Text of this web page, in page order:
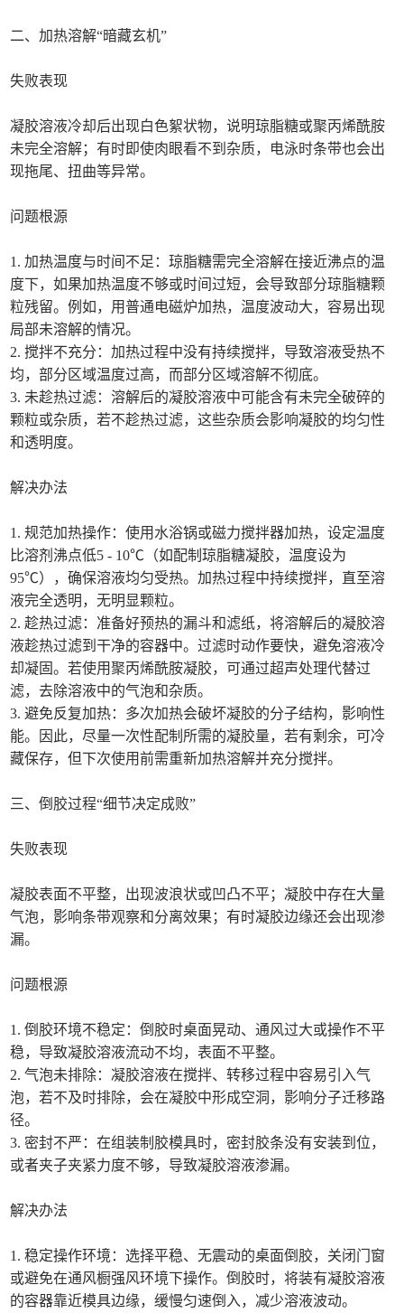
二、加热溶解“暗藏玄机”
失败表现
凝胶溶液冷却后出现白色絮状物，说明琼脂糖或聚丙烯酰胺
未完全溶解；有时即使肉眼看不到杂质，电泳时条带也会出
现拖尾、扭曲等异常。
问题根源
1. 加热温度与时间不足：琼脂糖需完全溶解在接近沸点的温
度下，如果加热温度不够或时间过短，会导致部分琼脂糖颗
粒残留。例如，用普通电磁炉加热，温度波动大，容易出现
局部未溶解的情况。
2. 搅拌不充分：加热过程中没有持续搅拌，导致溶液受热不
均，部分区域温度过高，而部分区域溶解不彻底。
3. 未趁热过滤：溶解后的凝胶溶液中可能含有未完全破碎的
颗粒或杂质，若不趁热过滤，这些杂质会影响凝胶的均匀性
和透明度。
解决办法
1. 规范加热操作：使用水浴锅或磁力搅拌器加热，设定温度
比溶剂沸点低5 - 10℃（如配制琼脂糖凝胶，温度设为
95℃），确保溶液均匀受热。加热过程中持续搅拌，直至溶
液完全透明，无明显颗粒。
2. 趁热过滤：准备好预热的漏斗和滤纸，将溶解后的凝胶溶
液趁热过滤到干净的容器中。过滤时动作要快，避免溶液冷
却凝固。若使用聚丙烯酰胺凝胶，可通过超声处理代替过
滤，去除溶液中的气泡和杂质。
3. 避免反复加热：多次加热会破坏凝胶的分子结构，影响性
能。因此，尽量一次性配制所需的凝胶量，若有剩余，可冷
藏保存，但下次使用前需重新加热溶解并充分搅拌。
三、倒胶过程“细节决定成败”
失败表现
凝胶表面不平整，出现波浪状或凹凸不平；凝胶中存在大量
气泡，影响条带观察和分离效果；有时凝胶边缘还会出现渗
漏。
问题根源
1. 倒胶环境不稳定：倒胶时桌面晃动、通风过大或操作不平
稳，导致凝胶溶液流动不均，表面不平整。
2. 气泡未排除：凝胶溶液在搅拌、转移过程中容易引入气
泡，若不及时排除，会在凝胶中形成空洞，影响分子迁移路
径。
3. 密封不严：在组装制胶模具时，密封胶条没有安装到位，
或者夹子夹紧力度不够，导致凝胶溶液渗漏。
解决办法
1. 稳定操作环境：选择平稳、无震动的桌面倒胶，关闭门窗
或避免在通风橱强风环境下操作。倒胶时，将装有凝胶溶液
的容器靠近模具边缘，缓慢匀速倒入，减少溶液波动。